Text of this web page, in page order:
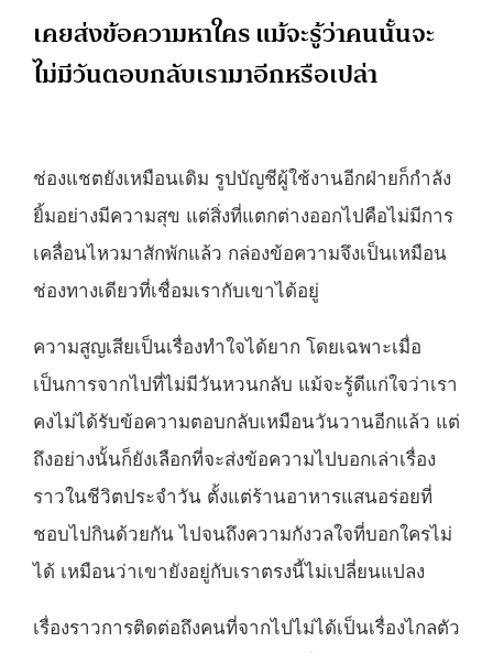
เคยส่งข้อความหาใคร แม้จะรู้ว่าคนนั้นจะ
ไม่มีวันตอบกลับเรามาอีกหรือเปล่า
ช่องแชตยังเหมือนเดิม รูปบัญชีผู้ใช้งานอีกฝ่ายก็กำลัง
ยิ้มอย่างมีความสุข แต่สิ่งที่แตกต่างออกไปคือไม่มีการ
เคลื่อนไหวมาสักพักแล้ว กล่องข้อความจึงเป็นเหมือน
ช่องทางเดียวที่เชื่อมเรากับเขาได้อยู่
ความสูญเสียเป็นเรื่องทำใจได้ยาก โดยเฉพาะเมื่อ
เป็นการจากไปที่ไม่มีวันหวนกลับ แม้จะรู้ดีแก่ใจว่าเรา
คงไม่ได้รับข้อความตอบกลับเหมือนวันวานอีกแล้ว แต่
ถึงอย่างนั้นก็ยังเลือกที่จะส่งข้อความไปบอกเล่าเรื่อง
ราวในชีวิตประจำวัน ตั้งแต่ร้านอาหารแสนอร่อยที่
ชอบไปกินด้วยกัน ไปจนถึงความกังวลใจที่บอกใครไม่
ได้ เหมือนว่าเขายังอยู่กับเราตรงนี้ไม่เปลี่ยนแปลง
เรื่องราวการติดต่อถึงคนที่จากไปไม่ได้เป็นเรื่องไกลตัว